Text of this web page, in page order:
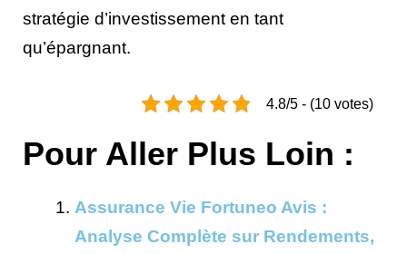
stratégie d’investissement en tant
qu’épargnant.
4.8/5 - (10 votes)
Pour Aller Plus Loin :
Assurance Vie Fortuneo Avis :
Analyse Complète sur Rendements,